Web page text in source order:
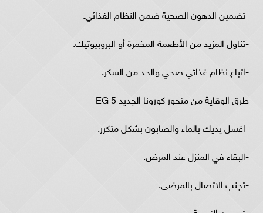
-تضمين الدهون الصحية ضمن النظام الغذائي.
-تناول المزيد من الأطعمة المخمرة أو البروبيوتيك.
-اتباع نظام غذائي صحي والحد من السكر.
طرق الوقاية من متحور كورونا الجديد EG 5
-اغسل يديك بالماء والصابون بشكل متكرر.
-البقاء في المنزل عند المرض.
-تجنب الاتصال بالمرضى.